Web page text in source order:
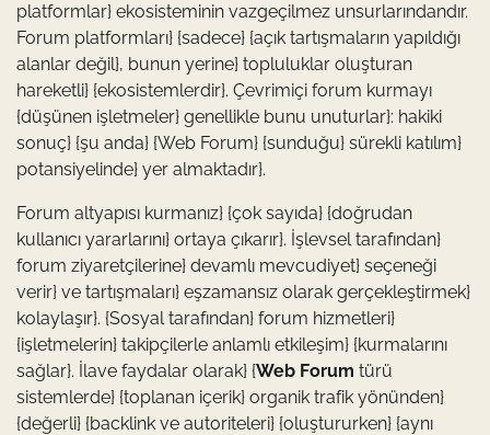
platformlar} ekosisteminin vazgeçilmez unsurlarındandır.
Forum platformları} {sadece} {açık tartışmaların yapıldığı
alanlar değil}, bunun yerine} topluluklar oluşturan
hareketli} {ekosistemlerdir}. Çevrimiçi forum kurmayı
{düşünen işletmeler} genellikle bunu unuturlar}: hakiki
sonuç} {şu anda} {Web Forum} {sunduğu} sürekli katılım}
potansiyelinde} yer almaktadır}.
Forum altyapısı kurmanız} {çok sayıda} {doğrudan
kullanıcı yararlarını} ortaya çıkarır}. İşlevsel tarafından}
forum ziyaretçilerine} devamlı mevcudiyet} seçeneği
verir} ve tartışmaları} eşzamansız olarak gerçekleştirmek}
kolaylaşır}. {Sosyal tarafından} forum hizmetleri}
{işletmelerin} takipçilerle anlamlı etkileşim} {kurmalarını
sağlar}. İlave faydalar olarak} {Web Forum türü
sistemlerde} {toplanan içerik} organik trafik yönünden}
{değerli} {backlink ve autoriteleri} {oluştururken} {aynı